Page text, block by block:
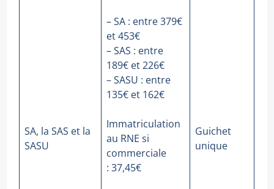
SA, la SAS et la
SASU
– SA : entre 379€
et 453€
– SAS : entre
189€ et 226€
– SASU : entre
135€ et 162€
Immatriculation
au RNE si
commerciale
: 37,45€
Guichet
unique